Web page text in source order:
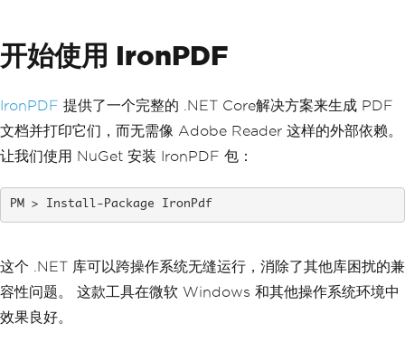
开始使用 IronPDF
IronPDF 提供了一个完整的 .NET Core解决方案来生成 PDF
文档并打印它们，而无需像 Adobe Reader 这样的外部依赖。
让我们使用 NuGet 安装 IronPDF 包：
Install-Package IronPdf
这个 .NET 库可以跨操作系统无缝运行，消除了其他库困扰的兼
容性问题。 这款工具在微软 Windows 和其他操作系统环境中
效果良好。